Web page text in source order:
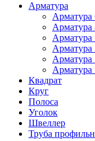
Арматура
Арматура
Арматура
Арматура
Арматура
Арматура
Арматура
Квадрат
Круг
Полоса
Уголок
Швеллер
Труба